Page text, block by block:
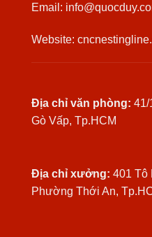
Email:
Website:
Địa chỉ văn phòng: 41/
Gò Vấp, Tp.HCM
Địa chỉ xưởng: 401 Tô
Phường Thới An,